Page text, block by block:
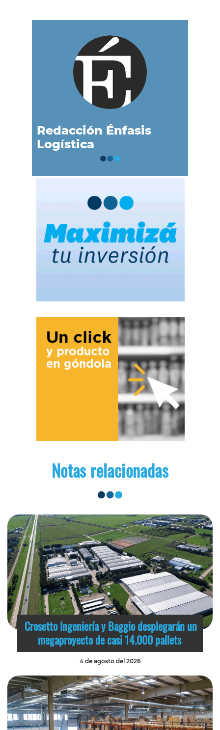
Redacción Énfasis
Logística
Notas relacionadas
Crosetto Ingeniería y Baggio desplegarán un
megaproyecto de casi 14.000 pallets
4 de agosto del 2026